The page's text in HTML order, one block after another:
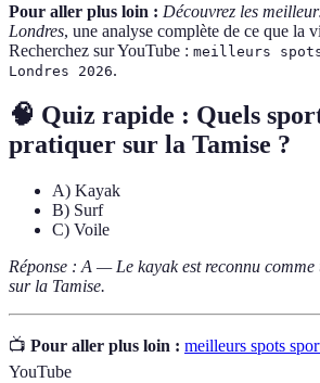
Pour aller plus loin : Découvrez les
Londres, une analyse complète de ce que la
Recherchez sur YouTube : meilleurs
Londres 2026.
🧠 Quiz rapide : Quels
pratiquer sur la Tamise ?
A) Kayak
B) Surf
C) Voile
Réponse : A — Le kayak est reconnu
sur la Tamise.
📺 Pour aller plus loin : meilleurs spots
YouTube